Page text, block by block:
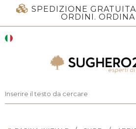
SPEDIZIONE
ORDINI. ORDINA